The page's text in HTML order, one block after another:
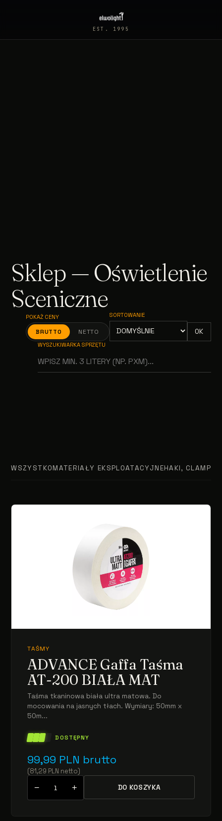
EST. 1995
Sklep — Oświetlenie
Sceniczne
POKAŻ CENY
BRUTTO NETTO
SORTOWANIE
OK
WYSZUKIWARKA SPRZĘTU
WSZYSTKOMATERIAŁY EKSPLOATACYJNEHAKI, CLAMPY,
TAŚMY
ADVANCE Gaffa Taśma
AT-200 BIAŁA MAT
Taśma tkaninowa biała ultra matowa. Do
mocowania na jasnych tłach. Wymiary: 50mm x
50m...
DOSTĘPNY
99,99 PLN brutto
(81,29 PLN netto)
− + DO KOSZYKA